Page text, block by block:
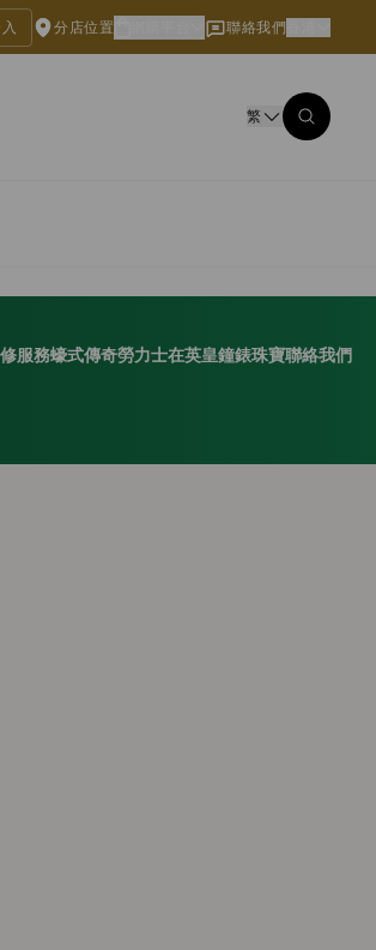
分店位置 聯絡我們
繁
服務蠔式傳奇勞力士在英皇鐘錶珠寶聯絡我們